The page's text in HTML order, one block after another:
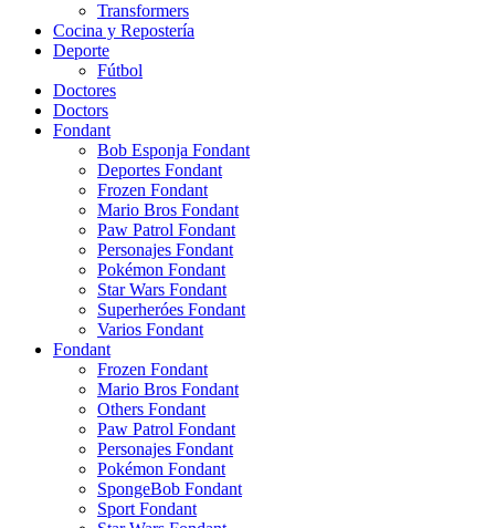
Transformers
Cocina y Repostería
Deporte
Fútbol
Doctores
Doctors
Fondant
Bob Esponja Fondant
Deportes Fondant
Frozen Fondant
Mario Bros Fondant
Paw Patrol Fondant
Personajes Fondant
Pokémon Fondant
Star Wars Fondant
Superheróes Fondant
Varios Fondant
Fondant
Frozen Fondant
Mario Bros Fondant
Others Fondant
Paw Patrol Fondant
Personajes Fondant
Pokémon Fondant
SpongeBob Fondant
Sport Fondant